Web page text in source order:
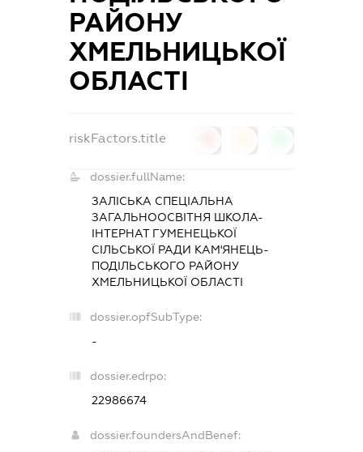
РАЙОНУ
ХМЕЛЬНИЦЬКОЇ
ОБЛАСТІ
riskFactors.title
dossier.fullName:
ЗАЛІСЬКА СПЕЦІАЛЬНА
ЗАГАЛЬНООСВІТНЯ ШКОЛА-
ІНТЕРНАТ ГУМЕНЕЦЬКОЇ
СІЛЬСЬКОЇ РАДИ КАМ'ЯНЕЦЬ-
ПОДІЛЬСЬКОГО РАЙОНУ
ХМЕЛЬНИЦЬКОЇ ОБЛАСТІ
dossier.opfSubType:
-
dossier.edrpo:
22986674
dossier.foundersAndBenef: